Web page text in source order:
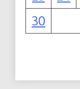
30